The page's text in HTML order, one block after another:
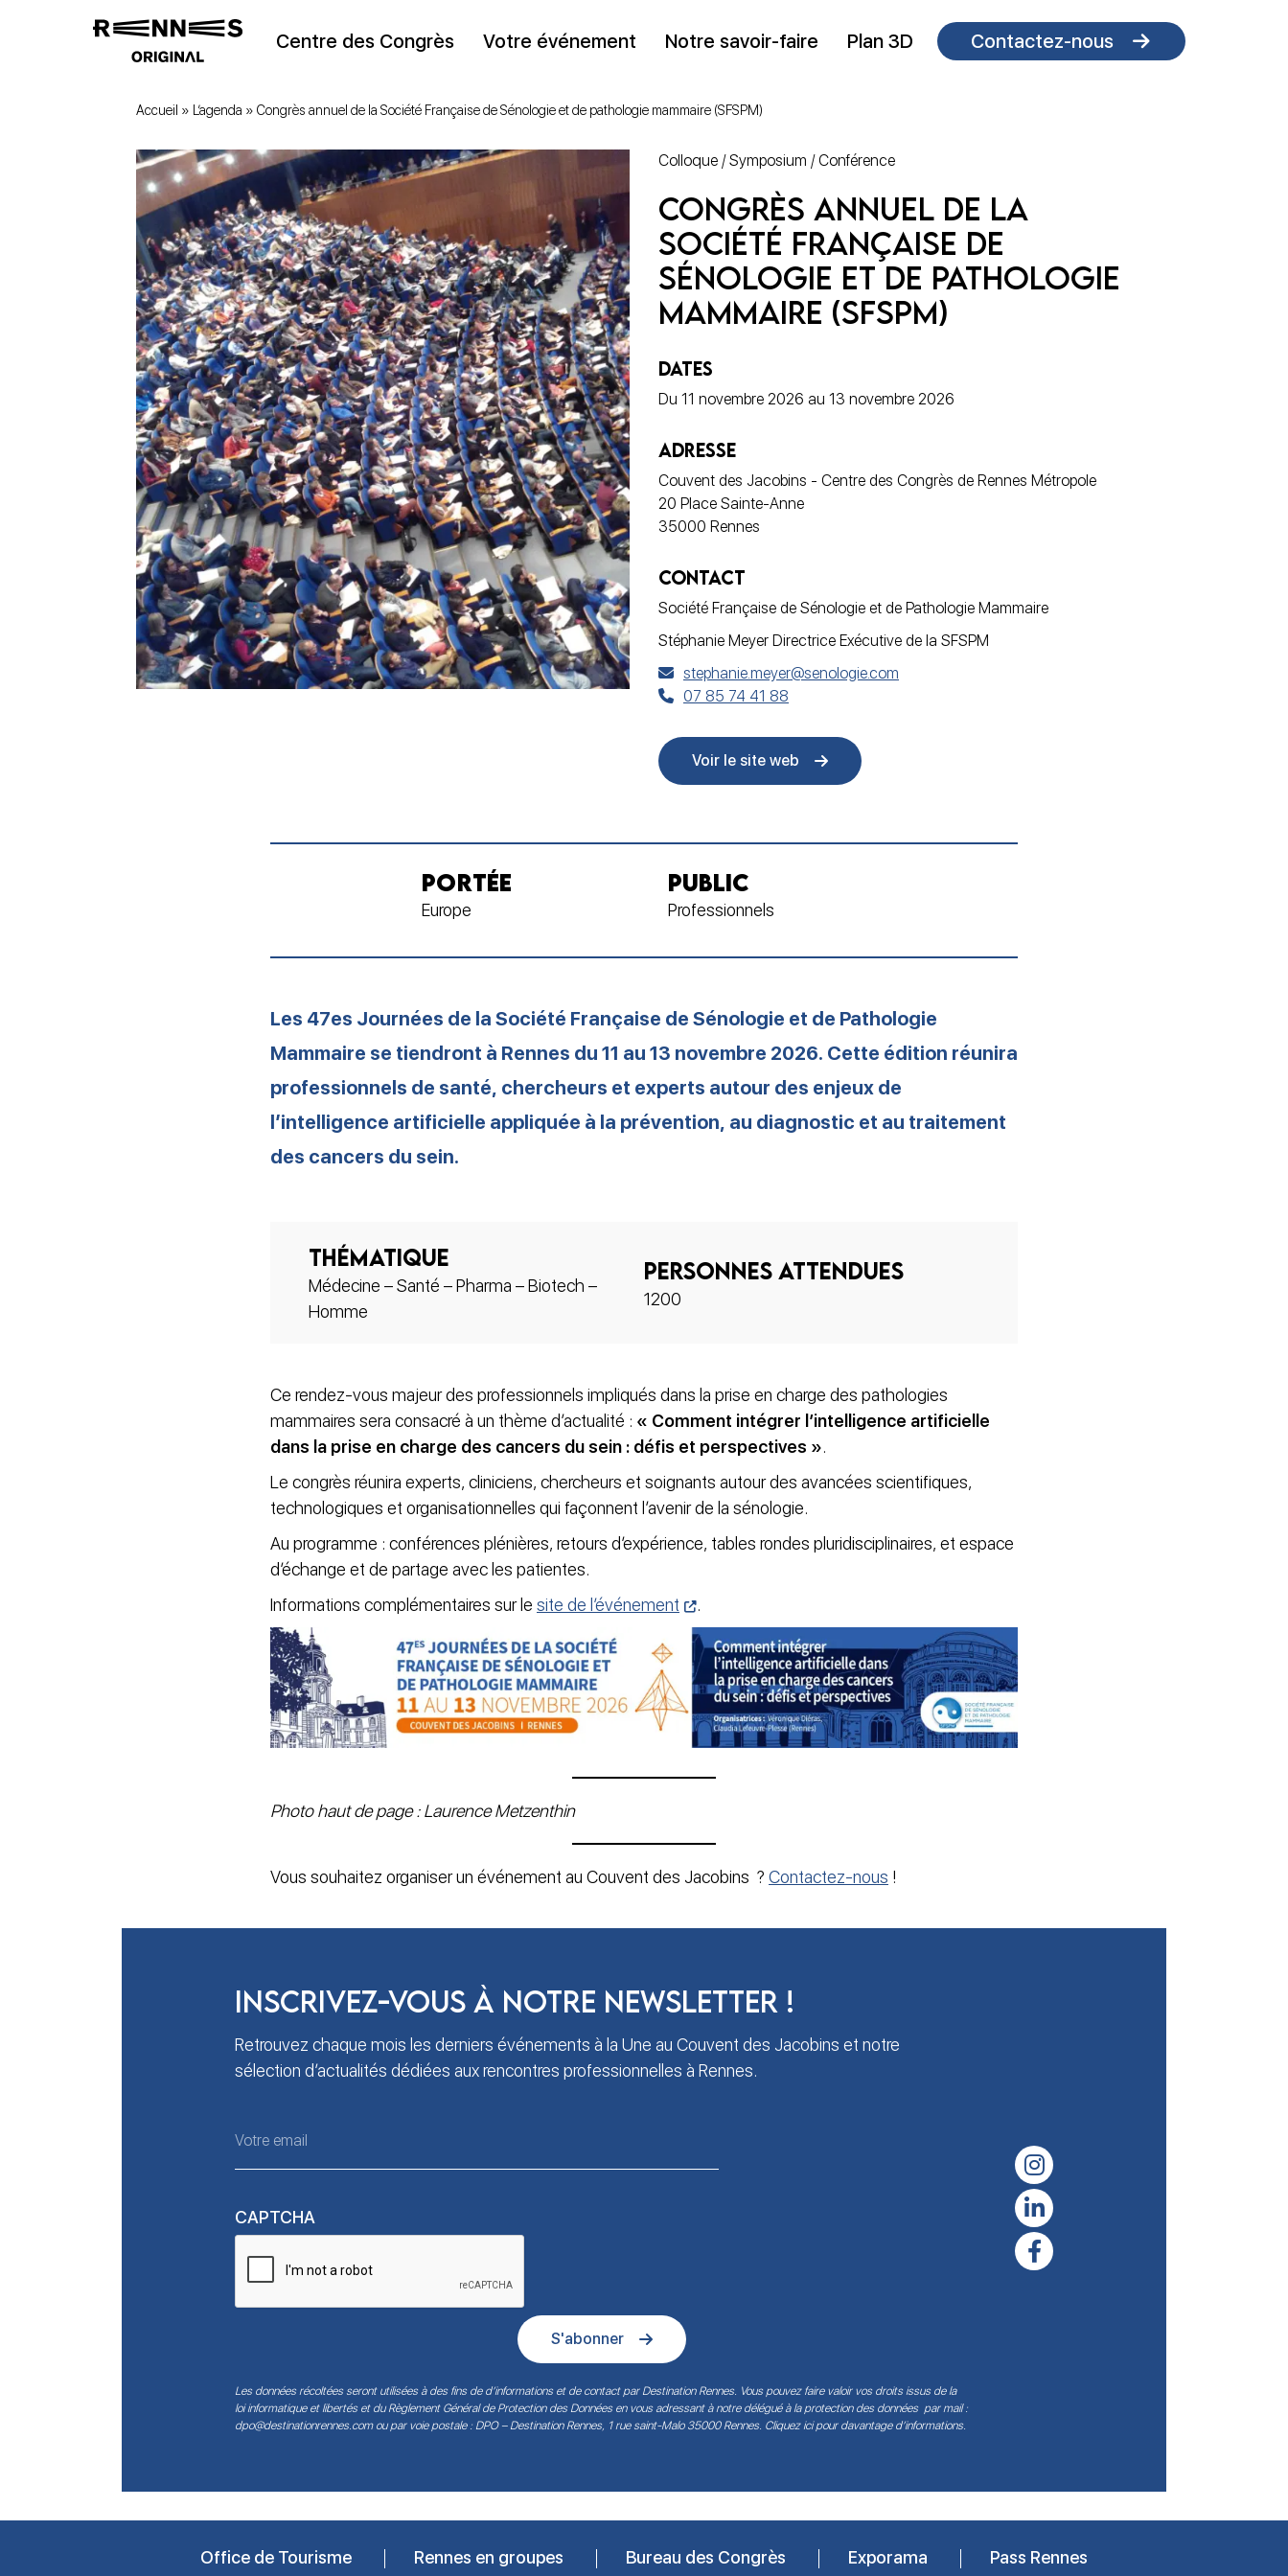
Centre des Congrès Votre événement Notre savoir-faire Plan 3D Contactez-nous
Accueil » L’agenda » Congrès annuel de la Société Française de Sénologie et de pathologie mammaire (SFSPM)
Colloque / Symposium / Conférence
Congrès annuel de la
Société Française de
Sénologie et de pathologie
mammaire (SFSPM)
DATES
Du 11 novembre 2026 au 13 novembre 2026
ADRESSE
Couvent des Jacobins - Centre des Congrès de Rennes Métropole
20 Place Sainte-Anne
35000 Rennes
CONTACT
Société Française de Sénologie et de Pathologie Mammaire
Stéphanie Meyer Directrice Exécutive de la SFSPM
stephanie.meyer@senologie.com
07 85 74 41 88
Voir le site web
PORTÉE
Europe
PUBLIC
Professionnels
Les 47es Journées de la Société Française de Sénologie et de Pathologie
Mammaire se tiendront à Rennes du 11 au 13 novembre 2026. Cette édition réunira
professionnels de santé, chercheurs et experts autour des enjeux de
l’intelligence artificielle appliquée à la prévention, au diagnostic et au traitement
des cancers du sein.
Thématique
Médecine – Santé – Pharma – Biotech –
Homme
personnes attendues
1200
Ce rendez-vous majeur des professionnels impliqués dans la prise en charge des pathologies
mammaires sera consacré à un thème d’actualité : « Comment intégrer l’intelligence artificielle
dans la prise en charge des cancers du sein : défis et perspectives ».
Le congrès réunira experts, cliniciens, chercheurs et soignants autour des avancées scientifiques,
technologiques et organisationnelles qui façonnent l’avenir de la sénologie.
Au programme : conférences plénières, retours d’expérience, tables rondes pluridisciplinaires, et espace
d’échange et de partage avec les patientes.
Informations complémentaires sur le site de l’événement .
Photo haut de page : Laurence Metzenthin
Vous souhaitez organiser un événement au Couvent des Jacobins ? Contactez-nous !
Inscrivez-vous à notre newsletter !
Retrouvez chaque mois les derniers événements à la Une au Couvent des Jacobins et notre
sélection d’actualités dédiées aux rencontres professionnelles à Rennes.
CAPTCHA
S'abonner
Les données récoltées seront utilisées à des fins de d’informations et de contact par Destination Rennes. Vous pouvez faire valoir vos droits issus de la
loi informatique et libertés et du Règlement Général de Protection des Données en vous adressant à notre délégué à la protection des données par mail :
dpo@destinationrennes.comou par voie postale : DPO – Destination Rennes, 1 rue saint-Malo 35000 Rennes. Cliquez ici pour davantage d’informations.
Office de Tourisme Rennes en groupes Bureau des Congrès Exporama Pass Rennes